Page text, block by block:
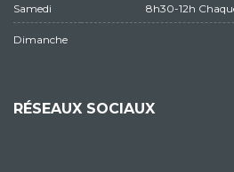
Samedi 8h30-12h
Dimanche
RÉSEAUX SOCIAUX